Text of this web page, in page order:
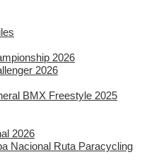
2026
2026
BMX Freestyle 2025
2026
Nacional Ruta Paracycling